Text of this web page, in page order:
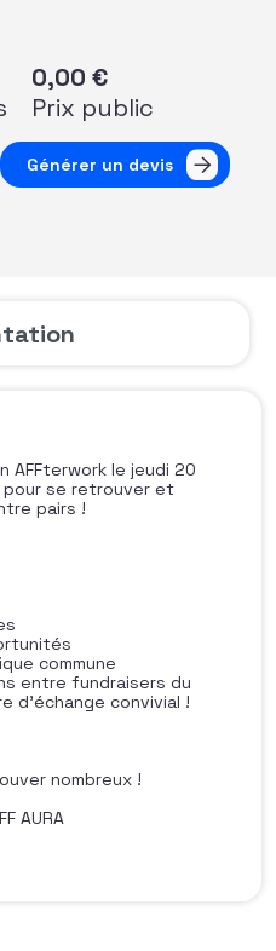
0,00 €
Prix public
!
Générer un devis
AFFterwork le jeudi 20
pour se retrouver et
pairs !
commune
entre fundraisers du
d’échange convivial !
nombreux !
AURA